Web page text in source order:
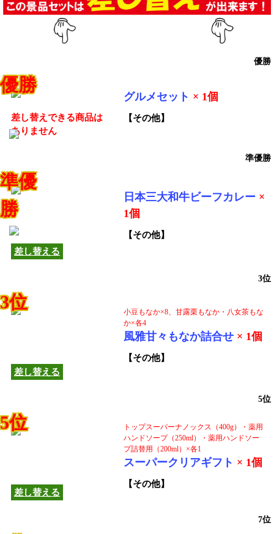
優勝
差し替えできる商品は
ありません
優勝
グルメセット × 1個
【その他】
準優勝
この商品は他の商品へ
差し替えできます！
差し替える
準優
勝
日本三大和牛ビーフカレー ×
1個
【その他】
3位
差し替える
3位
小豆もなか×8、甘露栗もなか・八女茶もな
か×各4
風雅甘々もなか詰合せ × 1個
【その他】
5位
差し替える
5位
トップスーパーナノックス（400g）・薬用
ハンドソープ（250ml）・薬用ハンドソー
プ詰替用（200ml）×各1
スーパークリアギフト × 1個
【その他】
7位